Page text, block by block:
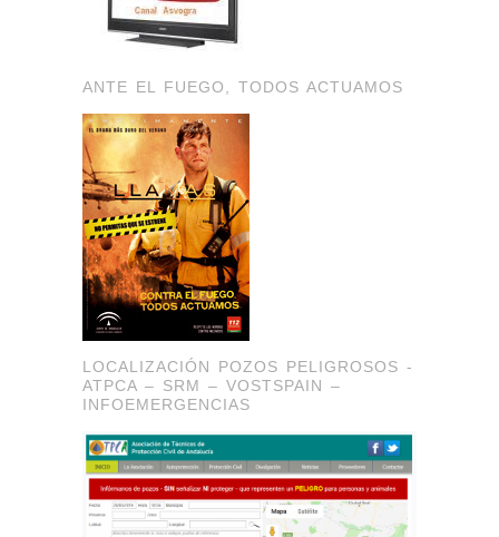
ANTE EL FUEGO, TODOS ACTUAMOS
LOCALIZACIÓN POZOS PELIGROSOS -
ATPCA – SRM – VOSTSPAIN –
INFOEMERGENCIAS